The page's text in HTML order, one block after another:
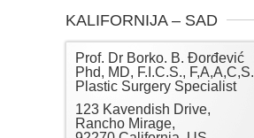
KALIFORNIJA – SAD
Prof. Dr Borko. B. Đorđević
Phd, MD, F.I.C.S., F,A,A,C,S.
Plastic Surgery Specialist
123 Kavendish Drive,
Rancho Mirage,